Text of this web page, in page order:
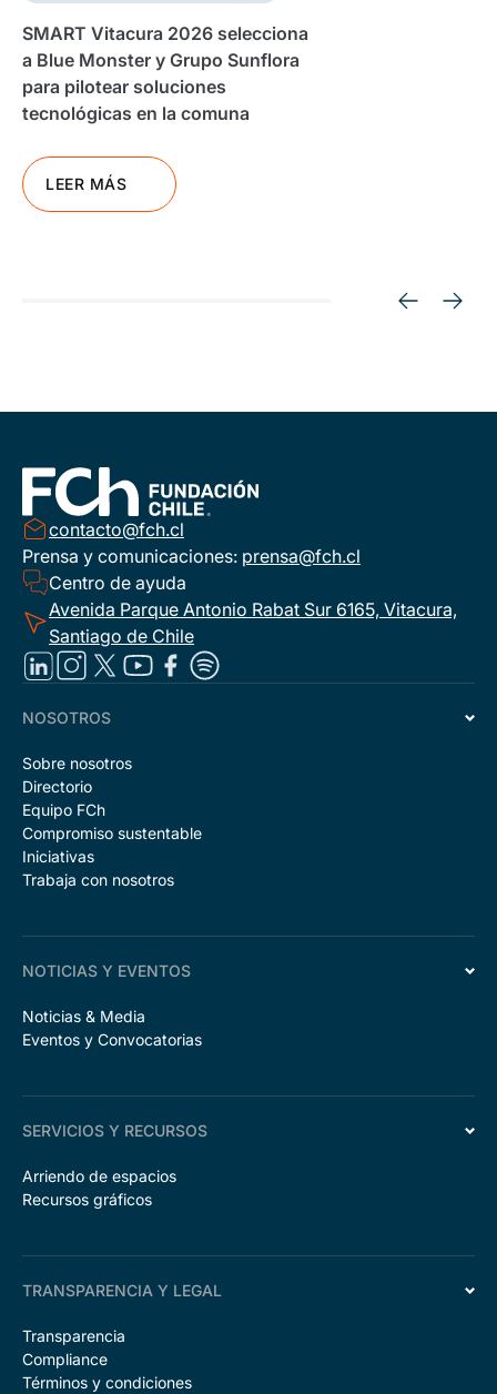
SMART Vitacura 2026 selecciona
a Blue Monster y Grupo Sunflora
para pilotear soluciones
tecnológicas en la comuna
LEER MÁS
contacto@fch.cl
Prensa y comunicaciones: prensa@fch.cl
Centro de ayuda
Avenida Parque Antonio Rabat Sur 6165, Vitacura,
Santiago de Chile
NOSOTROS
Sobre nosotros
Directorio
Equipo FCh
Compromiso sustentable
Iniciativas
Trabaja con nosotros
NOTICIAS Y EVENTOS
Noticias & Media
Eventos y Convocatorias
SERVICIOS Y RECURSOS
Arriendo de espacios
Recursos gráficos
TRANSPARENCIA Y LEGAL
Transparencia
Compliance
Términos y condiciones